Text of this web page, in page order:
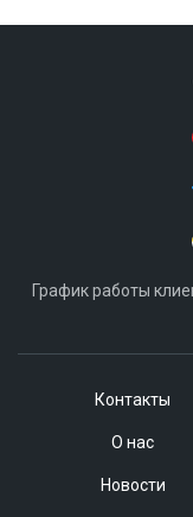
Контакты
О нас
Новости
График работы